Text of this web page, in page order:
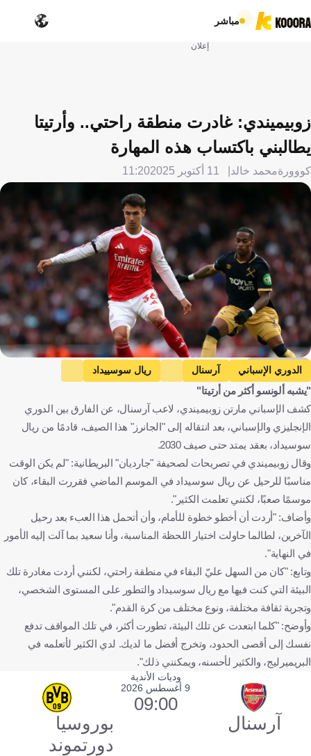
مباشر
إعلان
زوبيميندي: غادرت منطقة راحتي.. وأرتيتا
يطالبني باكتساب هذه المهارة
كووورةمحمد خالد 11 أكتوبر 2025 11:20
Getty Images
الدوري الإسباني آرسنال
ريال سوسييداد
مارتن زوبيميندي
الدوري الإنجليزي الممتاز
كرة قدم
"يشبه ألونسو أكثر من أرتيتا"
كشف الإسباني مارتن زوبيميندي، لاعب آرسنال، عن الفارق بين الدوري
الإنجليزي والإسباني، بعد انتقاله إلى "الجانرز" هذا الصيف، قادمًا من ريال
سوسيداد، بعقد يمتد حتى صيف 2030.
وقال زوبيميندي في تصريحات لصحيفة "جارديان" البريطانية: "لم يكن الوقت
مناسبًا للرحيل عن ريال سوسيداد في الموسم الماضي فقررت البقاء، كان
موسمًا صعبًا، لكنني تعلمت الكثير".
وأضاف: "أردت أن أخطو خطوة للأمام، وأن أتحمل هذا العبء بعد رحيل
الآخرين، لطالما حاولت اختيار اللحظة المناسبة، وأنا سعيد بما آلت إليه الأمور
في النهاية".
وتابع: "كان من السهل عليّ البقاء في منطقة راحتي، لكنني أردت مغادرة تلك
البيئة التي كنت فيها مع ريال سوسيداد والتطور على المستوى الشخصي،
وتجربة ثقافة مختلفة، ونوع مختلف من كرة القدم".
وأوضح: "كلما ابتعدت عن تلك البيئة، تطورت أكثر، في تلك المواقف تدفع
نفسك إلى أقصى الحدود، وتخرج أفضل ما لديك. لدي الكثير لأتعلمه في
البريميرليج، والكثير لأحسنه، ويمكنني ذلك".
وديات الأندية
آرسنال
9 أغسطس 2026
09:00
بوروسيا
دورتموند